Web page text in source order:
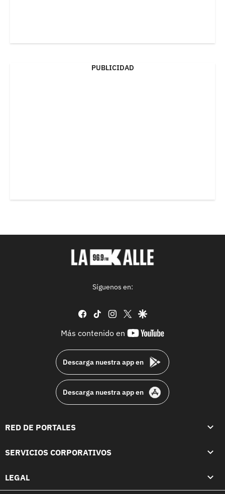
PUBLICIDAD
Síguenos en:
facebook
tiktok instagram
twittergoogle
Más contenido en
youtube-
Descarga nuestra app en
Descarga nuestra app en
RED DE PORTALES
SERVICIOS CORPORATIVOS
LEGAL